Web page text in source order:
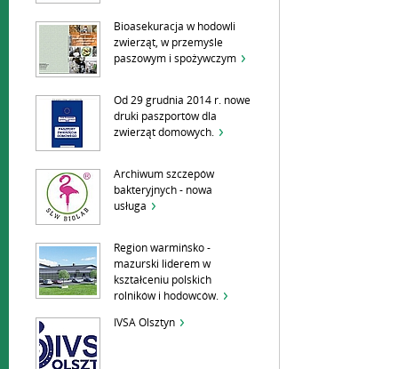
Bioasekuracja w hodowli
zwierząt, w przemyśle
paszowym i spożywczym
Od 29 grudnia 2014 r. nowe
druki paszportów dla
zwierząt domowych.
Archiwum szczepów
bakteryjnych - nowa
usługa
Region warmińsko -
mazurski liderem w
kształceniu polskich
rolników i hodowców.
IVSA Olsztyn